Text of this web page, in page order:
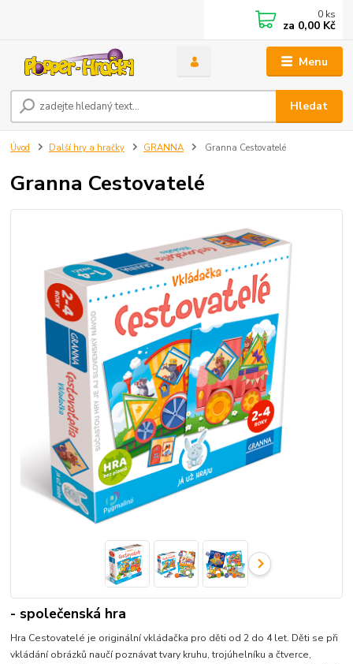
Menu
Hledat
0 ks
za 0,00 Kč
Úvod Další hry a hračky GRANNA Granna Cestovatelé
Granna Cestovatelé
- společenská hra
Hra Cestovatelé je originální vkládačka pro děti od 2 do 4 let. Děti se při
vkládání obrázků naučí poznávat tvary kruhu, trojúhelníku a čtverce,